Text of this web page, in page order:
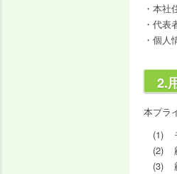
本社
代表
個人
2.
本プラ